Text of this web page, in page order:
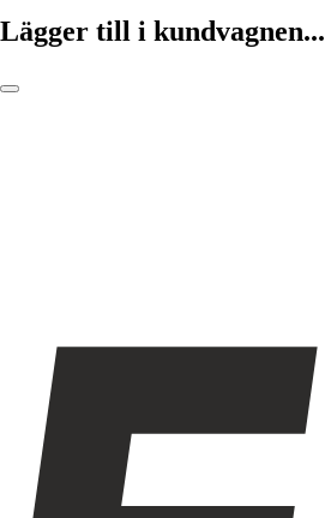
Lägger till i kundvagnen...